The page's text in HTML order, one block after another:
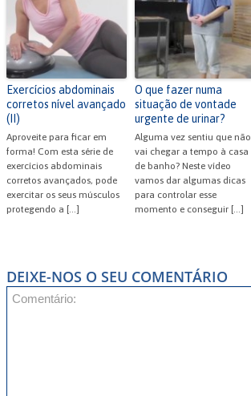
Exercícios abdominais
corretos nível avançado
(II)
Aproveite para ficar em
forma! Com esta série de
exercícios abdominais
corretos avançados, pode
exercitar os seus músculos
protegendo a […]
O que fazer numa
situação de vontade
urgente de urinar?
Alguma vez sentiu que não
vai chegar a tempo à casa
de banho? Neste vídeo
vamos dar algumas dicas
para controlar esse
momento e conseguir […]
DEIXE-NOS O SEU COMENTÁRIO